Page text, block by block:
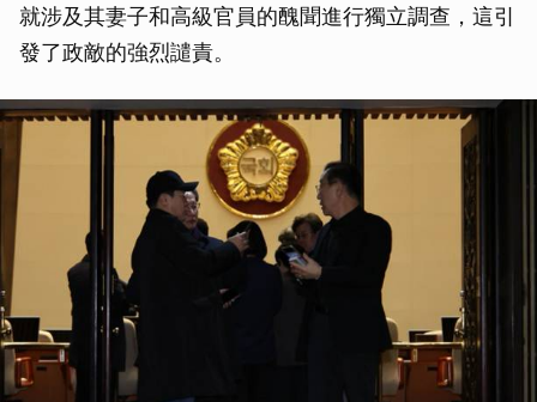
就涉及其妻子和高級官員的醜聞進行獨立調查，這引
發了政敵的強烈譴責。